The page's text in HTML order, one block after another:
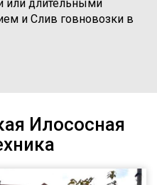
или длительными
и Слив говновозки в
Илососная